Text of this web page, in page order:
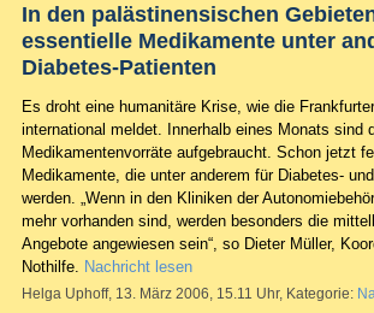
In den palästinensischen
essentielle Medikamente unter
Diabetes-Patienten
Es droht eine humanitäre Krise, wie die
international meldet. Innerhalb eines Monats sind
Medikamentenvorräte aufgebraucht. Schon jetzt
Medikamente, die unter anderem für Diabetes-
werden. „Wenn in den Kliniken der
mehr vorhanden sind, werden besonders die
Angebote angewiesen sein“, so Dieter Müller,
Nothilfe. Nachricht lesen
Helga Uphoff, 13. März 2006, 15.11 Uhr, Kategorie: